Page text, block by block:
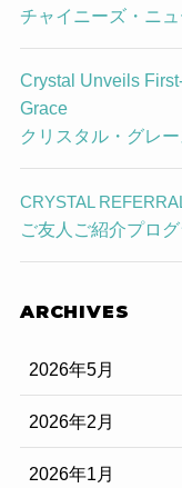
チャイニーズ・ニ
Crystal Unveils
Grace
クリスタル・グレ
CRYSTAL
ご友人ご紹介プロ
ARCHIVES
2026年5月
2026年2月
2026年1月